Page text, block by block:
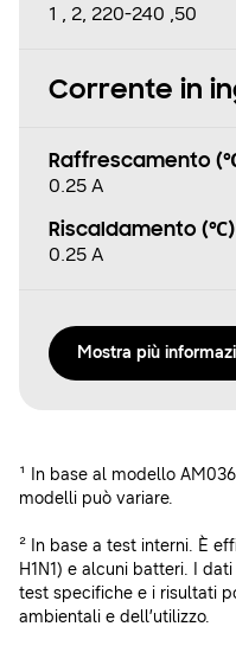
1 , 2, 220-240 ,50
Corrente in
Raffrescamento
0.25 A
Riscaldamento (℃)
0.25 A
Mostra più
¹ In base al modello
modelli può variare.
² In base a test interni. È
H1N1) e alcuni batteri. I
test specifiche e i risultati
ambientali e dell’utilizzo.